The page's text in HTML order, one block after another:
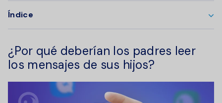
Índice
¿Por qué deberían los padres leer
los mensajes de sus hijos?